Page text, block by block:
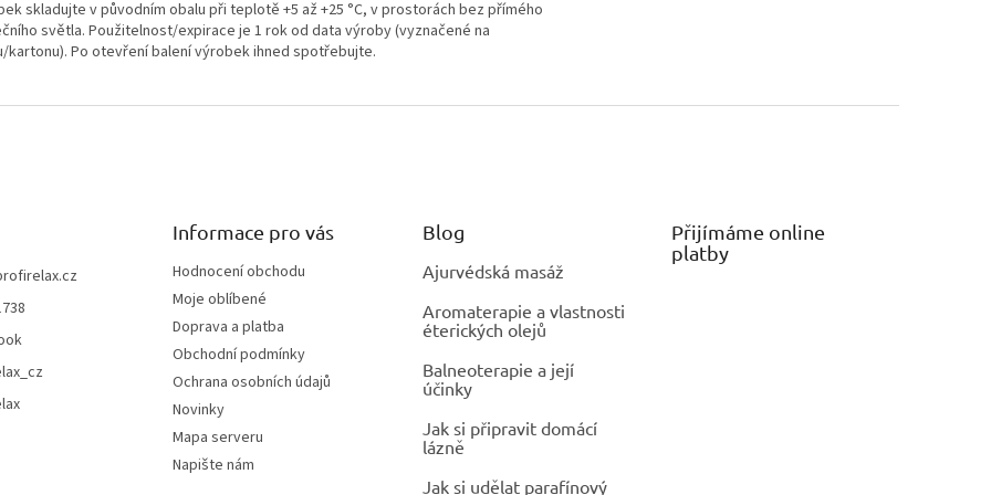
skladujte v původním obalu při teplotě +5 až +25 °C, v prostorách bez přímého
světla. Použitelnost/expirace je 1 rok od data výroby (vyznačené na
kartonu). Po otevření balení výrobek ihned spotřebujte.
Informace pro vás
Hodnocení obchodu
Moje oblíbené
Doprava a platba
Obchodní podmínky
Ochrana osobních údajů
Novinky
Mapa serveru
Napište nám
Blog
Ajurvédská masáž
Aromaterapie a vlastnosti
éterických olejů
Balneoterapie a její
účinky
Jak si připravit domácí
lázně
Jak si udělat parafínový
Přijímáme online
platby